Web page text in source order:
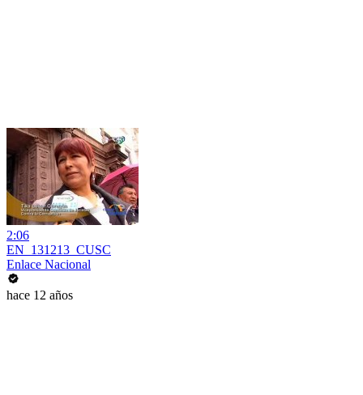
2:06
EN_131213_CUSC
Enlace Nacional
hace 12 años